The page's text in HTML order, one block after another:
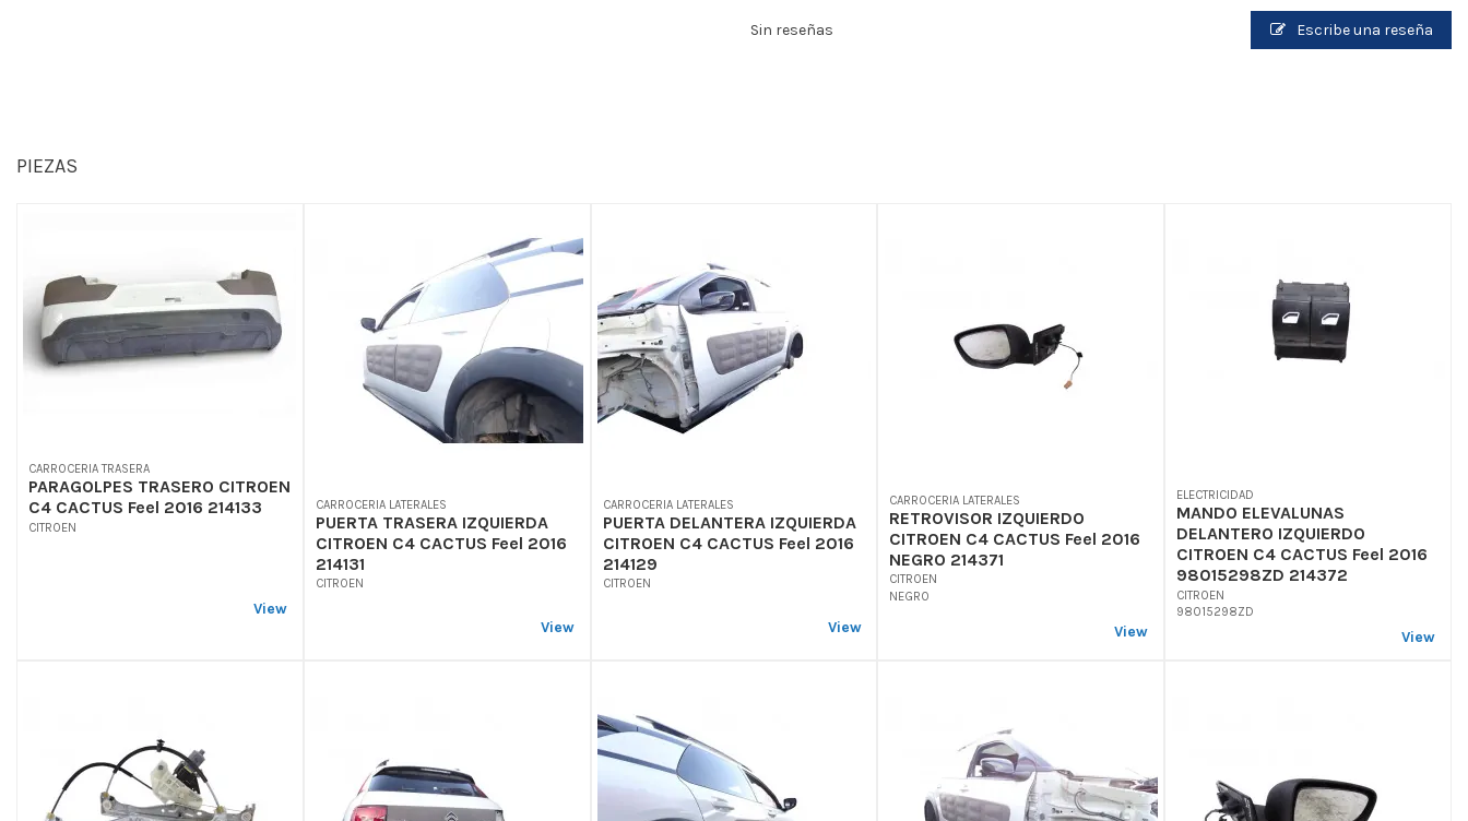
Sin reseñas Escribe una reseña
PIEZAS
CARROCERIA TRASERA
PARAGOLPES TRASERO CITROEN
C4 CACTUS Feel 2016 214133
CITROEN
View
CARROCERIA LATERALES
PUERTA TRASERA IZQUIERDA
CITROEN C4 CACTUS Feel 2016
214131
CITROEN
View
CARROCERIA LATERALES
PUERTA DELANTERA IZQUIERDA
CITROEN C4 CACTUS Feel 2016
214129
CITROEN
View
CARROCERIA LATERALES
RETROVISOR IZQUIERDO
CITROEN C4 CACTUS Feel 2016
NEGRO 214371
CITROEN
NEGRO
View
ELECTRICIDAD
MANDO ELEVALUNAS
DELANTERO IZQUIERDO
CITROEN C4 CACTUS Feel 2016
98015298ZD 214372
CITROEN
98015298ZD
View